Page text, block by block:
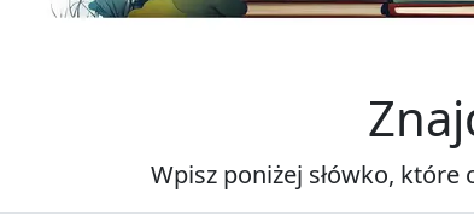
Wpisz poniżej słówko, które